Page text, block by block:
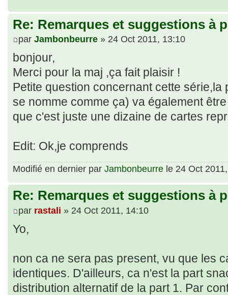
Re: Remarques et suggestions à
par Jambonbeurre » 24 Oct 2011, 13:10
bonjour,
Merci pour la maj ,ça fait plaisir !
Petite question concernant cette
se nomme comme ça) va également
que c'est juste une dizaine de cartes
Edit: Ok,je comprends
Modifié en dernier par Jambonbeurre le 24 Oct
Re: Remarques et suggestions à
par rastali » 24 Oct 2011, 14:10
Yo,
non ca ne sera pas present, vu que les
identiques. D'ailleurs, ca n'est la part
distribution alternatif de la part 1. Par